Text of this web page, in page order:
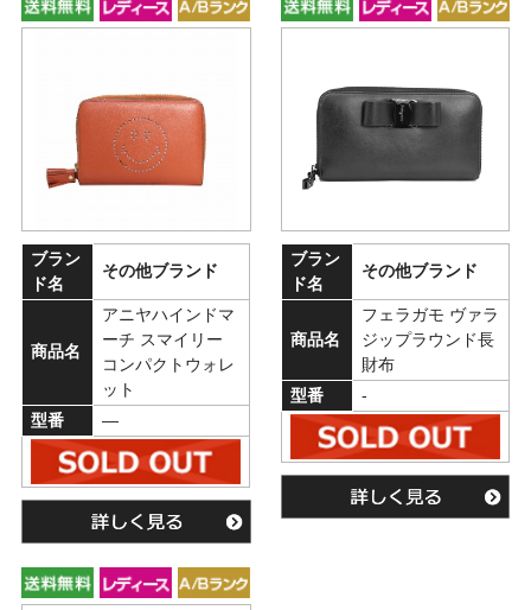
ブラン
ド名
その他ブランド
商品名
アニヤハインドマ
ーチ スマイリー
コンパクトウォレ
ット
型番
―
ブラン
ド名
その他ブランド
商品名
フェラガモ ヴァラ
ジップラウンド長
財布
型番
-